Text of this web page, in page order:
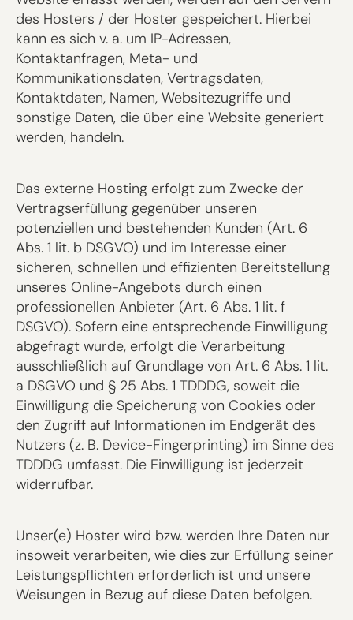
des Hosters / der Hoster gespeichert. Hierbei
kann es sich v. a. um IP-Adressen,
Kontaktanfragen, Meta- und
Kommunikationsdaten, Vertragsdaten,
Kontaktdaten, Namen, Websitezugriffe und
sonstige Daten, die über eine Website generiert
werden, handeln.
Das externe Hosting erfolgt zum Zwecke der
Vertragserfüllung gegenüber unseren
potenziellen und bestehenden Kunden (Art. 6
Abs. 1 lit. b DSGVO) und im Interesse einer
sicheren, schnellen und effizienten Bereitstellung
unseres Online-Angebots durch einen
professionellen Anbieter (Art. 6 Abs. 1 lit. f
DSGVO). Sofern eine entsprechende Einwilligung
abgefragt wurde, erfolgt die Verarbeitung
ausschließlich auf Grundlage von Art. 6 Abs. 1 lit.
a DSGVO und § 25 Abs. 1 TDDDG, soweit die
Einwilligung die Speicherung von Cookies oder
den Zugriff auf Informationen im Endgerät des
Nutzers (z. B. Device-Fingerprinting) im Sinne des
TDDDG umfasst. Die Einwilligung ist jederzeit
widerrufbar.
Unser(e) Hoster wird bzw. werden Ihre Daten nur
insoweit verarbeiten, wie dies zur Erfüllung seiner
Leistungspflichten erforderlich ist und unsere
Weisungen in Bezug auf diese Daten befolgen.